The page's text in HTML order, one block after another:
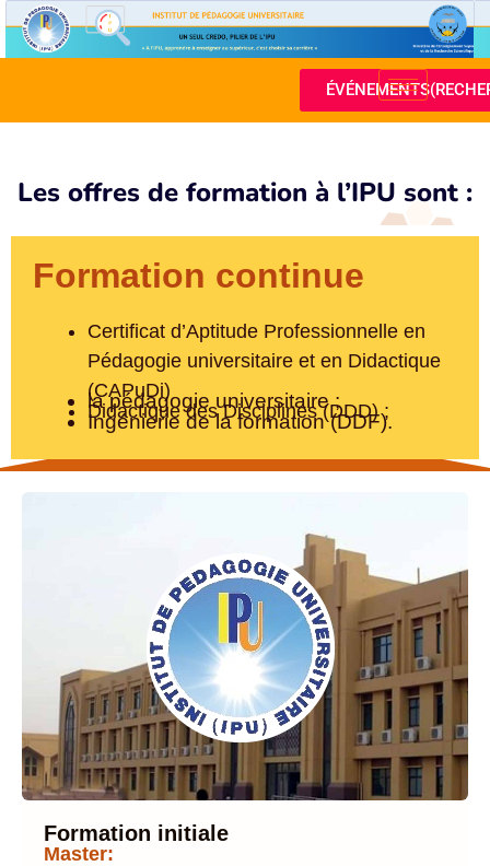
Les offres de formation à l’IPU sont :
Formation continue
Certificat d’Aptitude Professionnelle en
Pédagogie universitaire et en Didactique
(CAPuDi)
la pédagogie universitaire ;
Didactique des Disciplines (DDD) ;
Ingénierie de la formation (DDF).
Formation initiale
Master: